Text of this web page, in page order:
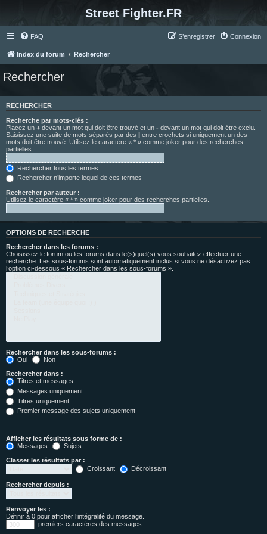
Street Fighter.FR
FAQ Connexion
S’enregistrer
Index du forum Rechercher
Rechercher
RECHERCHER
Recherche par mots-clés :
Placez un + devant un mot qui doit être trouvé et un - devant un mot qui doit être exclu.
Saisissez une suite de mots séparés par des | entre crochets si uniquement un des
mots doit être trouvé. Utilisez le caractère « * » comme joker pour des recherches
partielles.
Rechercher tous les termes
Rechercher n’importe lequel de ces termes
Rechercher par auteur :
Utilisez le caractère « * » comme joker pour des recherches partielles.
OPTIONS DE RECHERCHE
Rechercher dans les forums :
Choisissez le forum ou les forums dans le(s)quel(s) vous souhaitez effectuer une
recherche. Les sous-forums sont automatiquement inclus si vous ne désactivez pas
l’option ci-dessous « Rechercher dans les sous-forums ».
Rechercher dans les sous-forums :
Oui
Non
Rechercher dans :
Titres et messages
Messages uniquement
Titres uniquement
Premier message des sujets uniquement
Afficher les résultats sous forme de :
Messages
Sujets
Classer les résultats par :
Croissant
Décroissant
Rechercher depuis :
Renvoyer les :
Définir à 0 pour afficher l’intégralité du message.
premiers caractères des messages